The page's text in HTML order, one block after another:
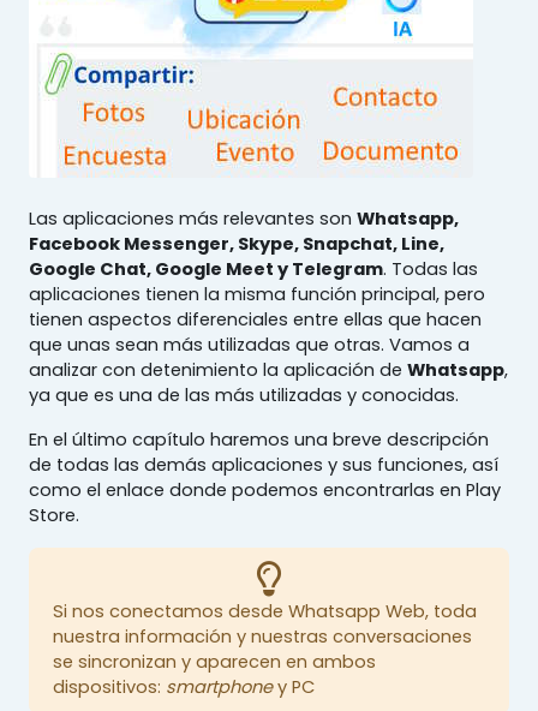
Las aplicaciones más relevantes son Whatsapp,
Facebook Messenger, Skype, Snapchat, Line,
Google Chat, Google Meet y Telegram. Todas las
aplicaciones tienen la misma función principal, pero
tienen aspectos diferenciales entre ellas que hacen
que unas sean más utilizadas que otras. Vamos a
analizar con detenimiento la aplicación de Whatsapp,
ya que es una de las más utilizadas y conocidas.
En el último capítulo haremos una breve descripción
de todas las demás aplicaciones y sus funciones, así
como el enlace donde podemos encontrarlas en Play
Store.
Si nos conectamos desde Whatsapp Web, toda
nuestra información y nuestras conversaciones
se sincronizan y aparecen en ambos
dispositivos: smartphoney PC